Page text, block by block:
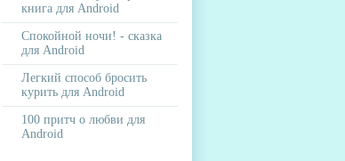
книга для Android
Спокойной ночи! - сказка
для Android
Легкий способ бросить
курить для Android
100 притч о любви для
Android